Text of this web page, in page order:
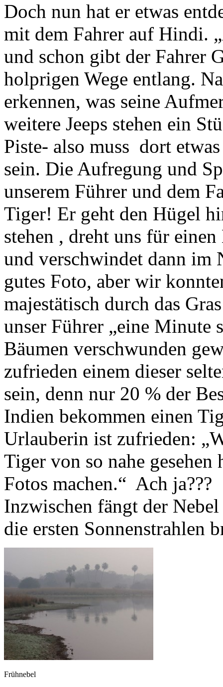
Doch nun hat er etwas
mit dem Fahrer auf Hindi.
und schon gibt der Fahrer
holprigen Wege entlang.
erkennen, was seine
weitere Jeeps stehen ein
Piste- also muss dort
sein. Die Aufregung und
unserem Führer und dem
Tiger! Er geht den Hügel
stehen , dreht uns für
und verschwindet dann im
gutes Foto, aber wir
majestätisch durch das
unser Führer „eine Minute
Bäumen verschwunden
zufrieden einem dieser
sein, denn nur 20 % der
Indien bekommen einen
Urlauberin ist zufrieden:
Tiger von so nahe gesehen
Fotos machen.“ Ach ja???
Inzwischen fängt der
die ersten Sonnenstrahlen
Frühnebel